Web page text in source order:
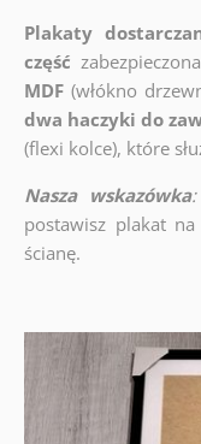
Plakaty
część
MDF (włókno
dwa haczyki do
(flexi kolce), które
Nasza wskazówka:
postawisz plakat
ścianę.